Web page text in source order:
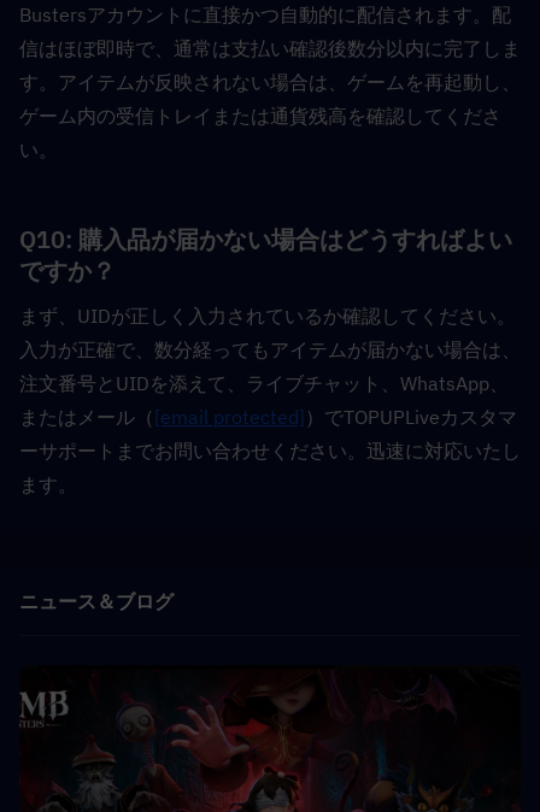
Bustersアカウントに直接かつ自動的に配信されます。配
信はほぼ即時で、通常は支払い確認後数分以内に完了しま
す。アイテムが反映されない場合は、ゲームを再起動し、
ゲーム内の受信トレイまたは通貨残高を確認してくださ
い。
Q10: 購入品が届かない場合はどうすればよい
ですか？
まず、UIDが正しく入力されているか確認してください。
入力が正確で、数分経ってもアイテムが届かない場合は、
注文番号とUIDを添えて、ライブチャット、WhatsApp、
またはメール（ [email protected] ）でTOPUPLiveカスタマ
ーサポートまでお問い合わせください。迅速に対応いたし
ます。
ニュース＆ブログ